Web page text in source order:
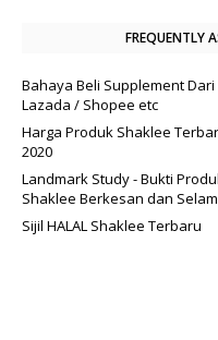
FREQUENTLY
Bahaya Beli Supplement Dari
Lazada / Shopee etc
Harga Produk Shaklee
2020
Landmark Study - Bukti
Shaklee Berkesan dan
Sijil HALAL Shaklee Terbaru